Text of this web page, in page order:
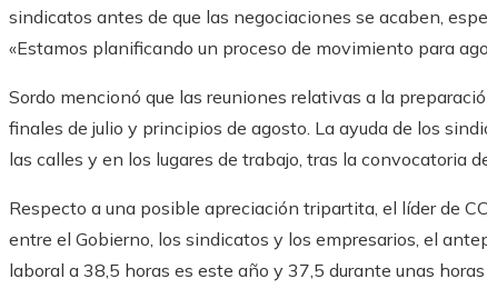
sindicatos antes de que las negociaciones se acaben,
«Estamos planificando un proceso de movimiento para
Sordo mencionó que las reuniones relativas a la
finales de julio y principios de agosto. La ayuda de los
las calles y en los lugares de trabajo, tras la convocatoria
Respecto a una posible apreciación tripartita, el líder de
entre el Gobierno, los sindicatos y los empresarios, el
laboral a 38,5 horas es este año y 37,5 durante unas